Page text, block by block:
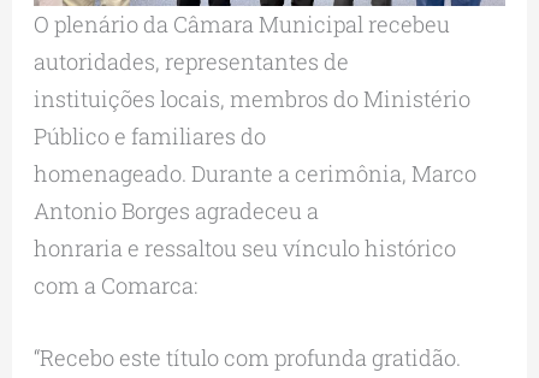
O plenário da Câmara Municipal recebeu
autoridades, representantes de
instituições locais, membros do Ministério
Público e familiares do
homenageado. Durante a cerimônia, Marco
Antonio Borges agradeceu a
honraria e ressaltou seu vínculo histórico
com a Comarca:
“Recebo este título com profunda gratidão.